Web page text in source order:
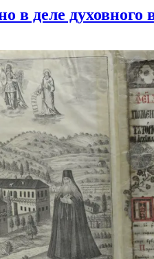
в деле духовного